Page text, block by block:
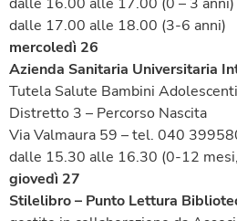
dalle 17.00 alle 18.00 (3-6 anni)
mercoledì 26
Azienda Sanitaria Universitaria
Tutela Salute Bambini
Distretto 3 – Percorso Nascita
Via Valmaura 59 – tel. 040
dalle 15.30 alle 16.30 (0-12
giovedì 27
Stilelibro – Punto Lettura